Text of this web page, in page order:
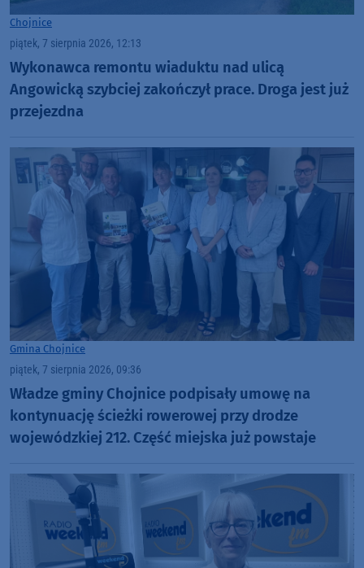
Chojnice
piątek, 7 sierpnia 2026, 12:13
Wykonawca remontu wiaduktu nad ulicą
Angowicką szybciej zakończył prace. Droga jest już
przejezdna
Gmina Chojnice
piątek, 7 sierpnia 2026, 09:36
Władze gminy Chojnice podpisały umowę na
kontynuację ścieżki rowerowej przy drodze
wojewódzkiej 212. Część miejska już powstaje